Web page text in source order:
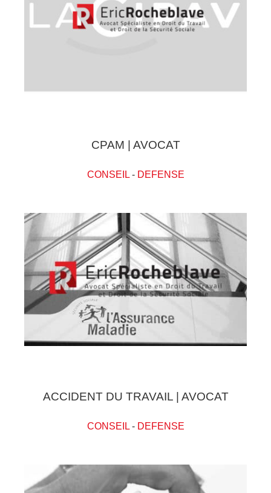
CPAM | AVOCAT
CONSEIL- DEFENSE
ACCIDENT DU TRAVAIL | AVOCAT
CONSEIL- DEFENSE